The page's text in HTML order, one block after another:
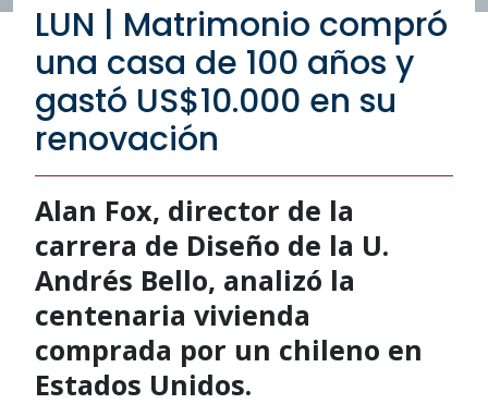
LUN | Matrimonio compró
una casa de 100 años y
gastó US$10.000 en su
renovación
Alan Fox, director de la
carrera de Diseño de la U.
Andrés Bello, analizó la
centenaria vivienda
comprada por un chileno en
Estados Unidos.